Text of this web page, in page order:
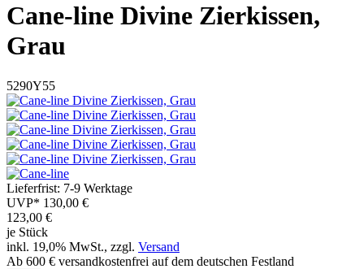
Cane-line Divine Zierkissen,
Grau
5290Y55
Lieferfrist: 7-9 Werktage
UVP* 130,00 €
123,00 €
je Stück
inkl. 19,0% MwSt., zzgl. Versand
Ab 600 € versandkostenfrei auf dem deutschen Festland